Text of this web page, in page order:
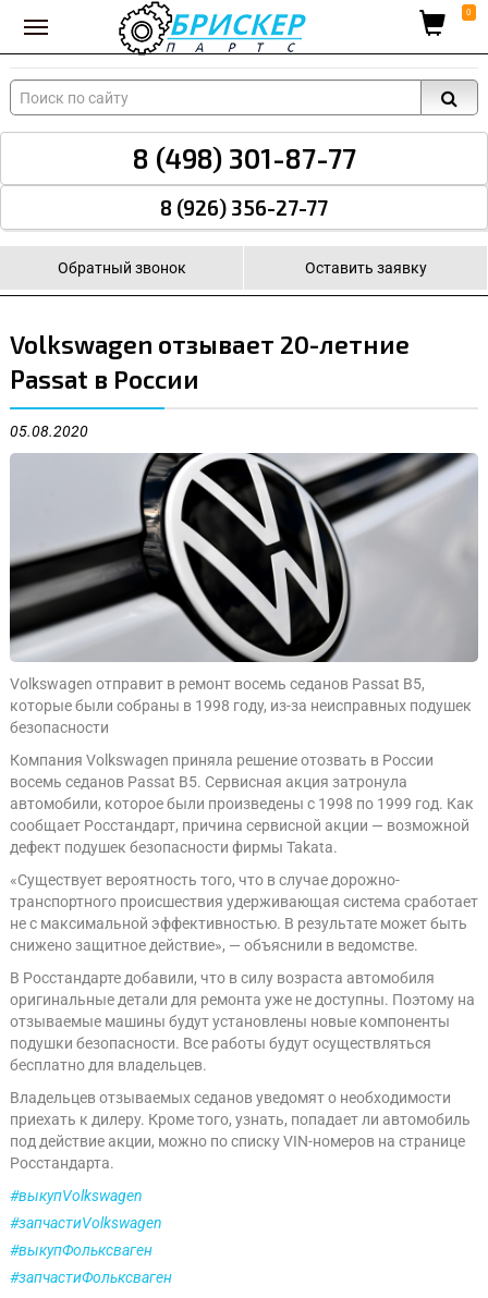
Вход для поставщиков 0
8 (498) 301-87-77
8 (926) 356-27-77
Обратный звонок Оставить заявку
Volkswagen отзывает 20-летние
Passat в России
05.08.2020
Volkswagen отправит в ремонт восемь седанов Passat B5,
которые были собраны в 1998 году, из-за неисправных подушек
безопасности
Компания Volkswagen приняла решение отозвать в России
восемь седанов Passat B5. Сервисная акция затронула
автомобили, которое были произведены с 1998 по 1999 год. Как
сообщает Росстандарт, причина сервисной акции — возможной
дефект подушек безопасности фирмы Takata.
«Существует вероятность того, что в случае дорожно-
транспортного происшествия удерживающая система сработает
не с максимальной эффективностью. В результате может быть
снижено защитное действие», — объяснили в ведомстве.
В Росстандарте добавили, что в силу возраста автомобиля
оригинальные детали для ремонта уже не доступны. Поэтому на
отзываемые машины будут установлены новые компоненты
подушки безопасности. Все работы будут осуществляться
бесплатно для владельцев.
Владельцев отзываемых седанов уведомят о необходимости
приехать к дилеру. Кроме того, узнать, попадает ли автомобиль
под действие акции, можно по списку VIN-номеров на странице
Росстандарта.
#выкупVolkswagen
#запчастиVolkswagen
#выкупФольксваген
#запчастиФольксваген